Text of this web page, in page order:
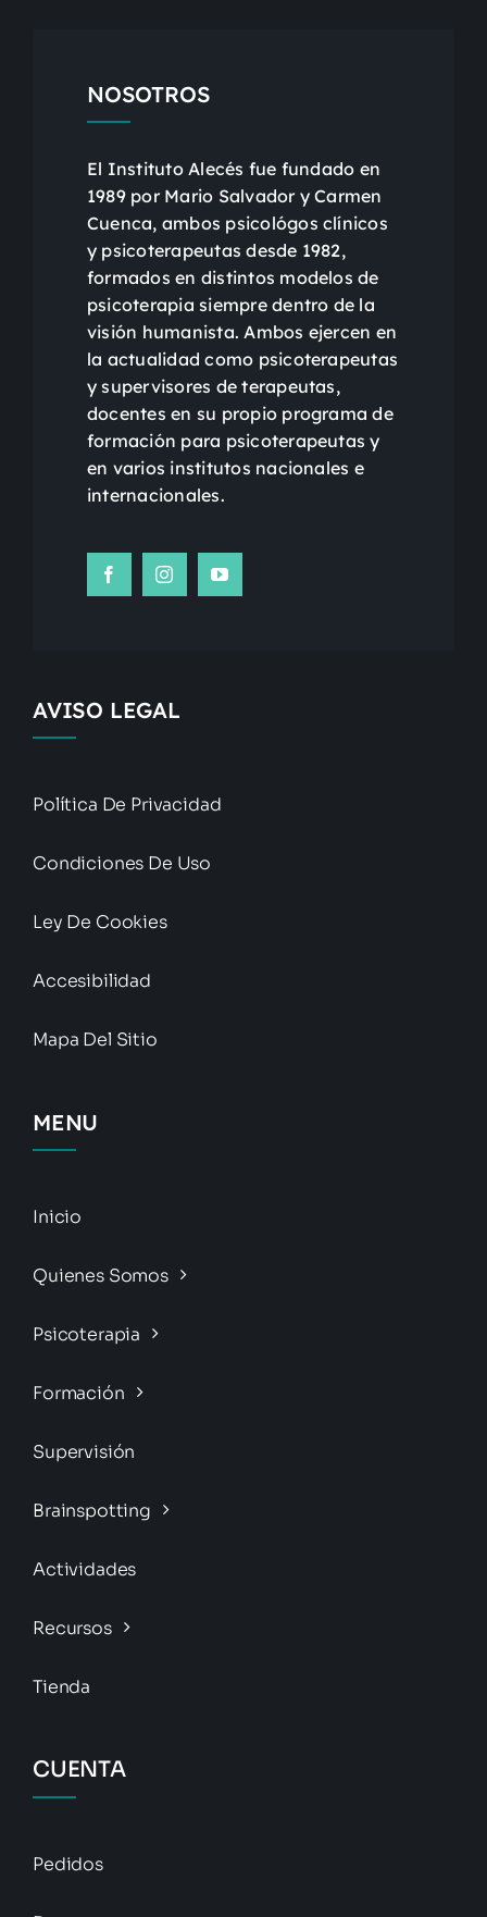
NOSOTROS
El Instituto Alecés fue fundado en
1989 por Mario Salvador y Carmen
Cuenca, ambos psicológos clínicos
y psicoterapeutas desde 1982,
formados en distintos modelos de
psicoterapia siempre dentro de la
visión humanista. Ambos ejercen en
la actualidad como psicoterapeutas
y supervisores de terapeutas,
docentes en su propio programa de
formación para psicoterapeutas y
en varios institutos nacionales e
internacionales.
AVISO LEGAL
Política De Privacidad
Condiciones De Uso
Ley De Cookies
Accesibilidad
Mapa Del Sitio
MENU
Inicio
Quienes Somos
Psicoterapia
Formación
Supervisión
Brainspotting
Actividades
Recursos
Tienda
CUENTA
Pedidos